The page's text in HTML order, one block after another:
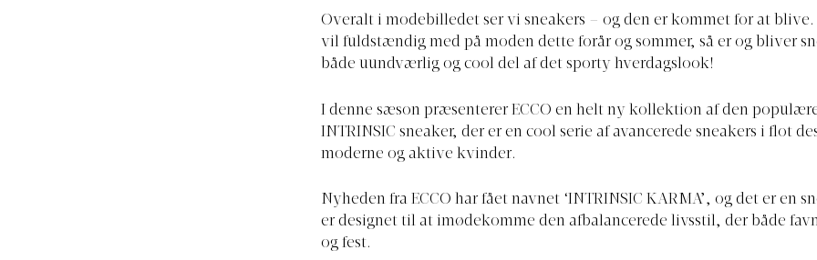
Overalt i modebilledet ser vi sneakers – og den er kommet for at blive.
vil fuldstændig med på moden dette forår og sommer, så er og bliver
både uundværlig og cool del af det sporty hverdagslook!
I denne sæson præsenterer ECCO en helt ny kollektion af den populære
INTRINSIC sneaker, der er en cool serie af avancerede sneakers i flot
moderne og aktive kvinder.
Nyheden fra ECCO har fået navnet ‘INTRINSIC KARMA’, og det er en
er designet til at imødekomme den afbalancerede livsstil, der både
og fest.